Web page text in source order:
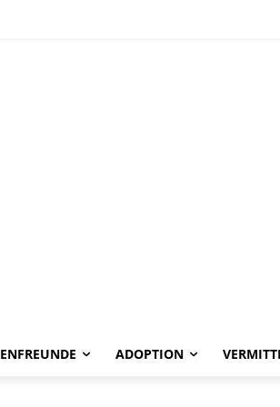
ADOPTION
und